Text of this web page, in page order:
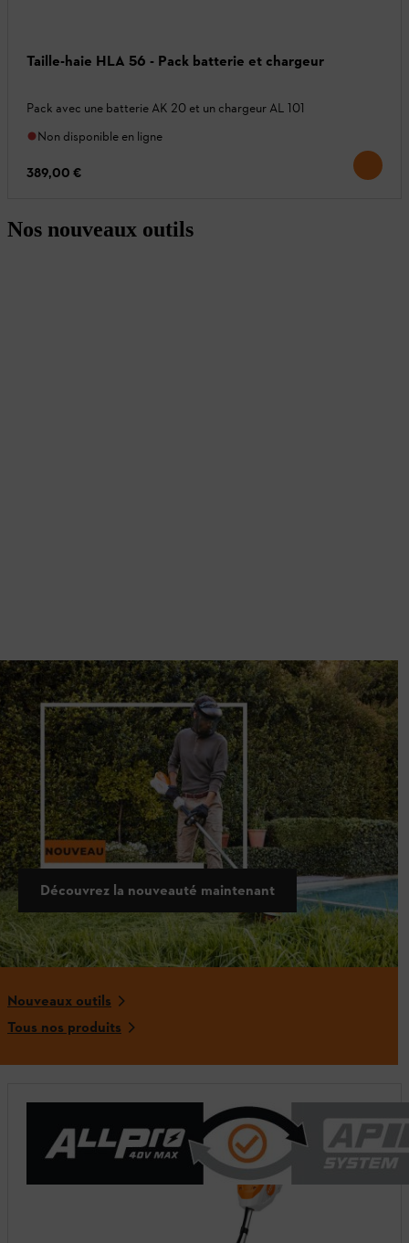
Taille-haie HLA 56 - Pack batterie et chargeur
Pack avec une batterie AK 20 et un chargeur AL 101
Non disponible en ligne
389,00 €
Nos nouveaux outils
Découvvrez le nouveau FSA 110 R
Equipé du nouveau system RAPID CLICK qui permet de
démonter la tête faucheuse sans outil, la débroussailleuse
FSA 100 R offre un vrai confort d'utilisation et un gain de
temps considérable.
Découvrez la nouveauté maintenant
Nouveaux outils
Tous nos produits